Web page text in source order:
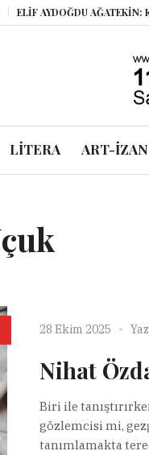
AYDOĞDU AĞATEKİN:
LİTERA ART-İZAN
28 Ekim 2025
Nihat
Biri ile
gözlemcisi mi,
tanımlamakta